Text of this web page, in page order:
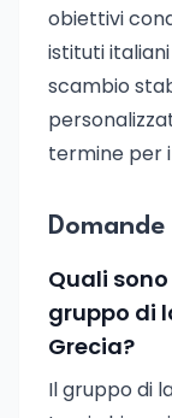
obiettivi
istituti
scambio
termine per
Quali
gruppo di
Grecia?
Il gruppo di